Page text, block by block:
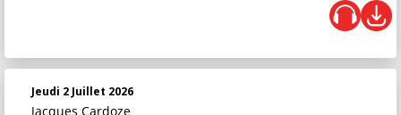
Jeudi 2 Juillet 2026
Jacques Cardoze